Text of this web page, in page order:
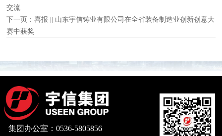
交流
下一页：喜报 || 山东宇信铸业有限公司在全省装备制造业创新创意大
赛中获奖
集团办公室：0536-5805856